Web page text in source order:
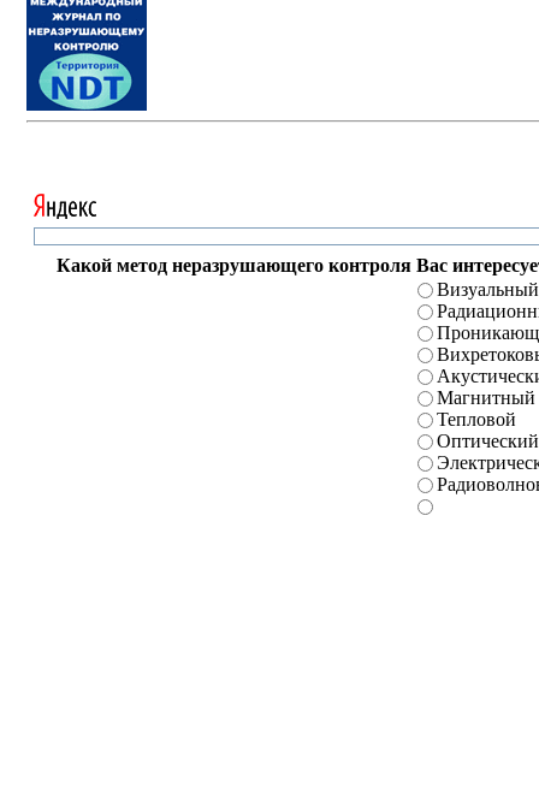
Какой метод неразрушающего контроля Вас
Магнитный
Тепловой
Оптический